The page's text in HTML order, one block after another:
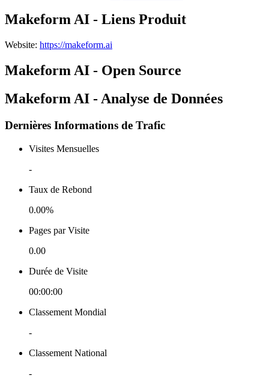
Makeform AI - Liens Produit
Website: https://makeform.ai
Makeform AI - Open Source
Makeform AI - Analyse de Données
Dernières Informations de Trafic
Visites Mensuelles
-
Taux de Rebond
0.00%
Pages par Visite
0.00
Durée de Visite
00:00:00
Classement Mondial
-
Classement National
-